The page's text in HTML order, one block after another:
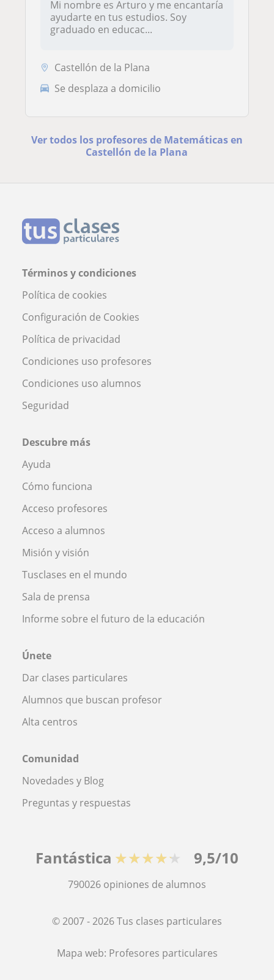
Mi nombre es Arturo y me encantaría
ayudarte en tus estudios. Soy
graduado en educac...
Castellón de la Plana
Se desplaza a domicilio
Ver todos los profesores de Matemáticas en
Castellón de la Plana
Términos y condiciones
Política de cookies
Configuración de Cookies
Política de privacidad
Condiciones uso profesores
Condiciones uso alumnos
Seguridad
Descubre más
Ayuda
Cómo funciona
Acceso profesores
Acceso a alumnos
Misión y visión
Tusclases en el mundo
Sala de prensa
Informe sobre el futuro de la educación
Únete
Dar clases particulares
Alumnos que buscan profesor
Alta centros
Comunidad
Novedades y Blog
Preguntas y respuestas
Fantástica ★★★★★ 9,5/10
790026 opiniones de alumnos
© 2007 - 2026 Tus clases particulares
Mapa web: Profesores particulares